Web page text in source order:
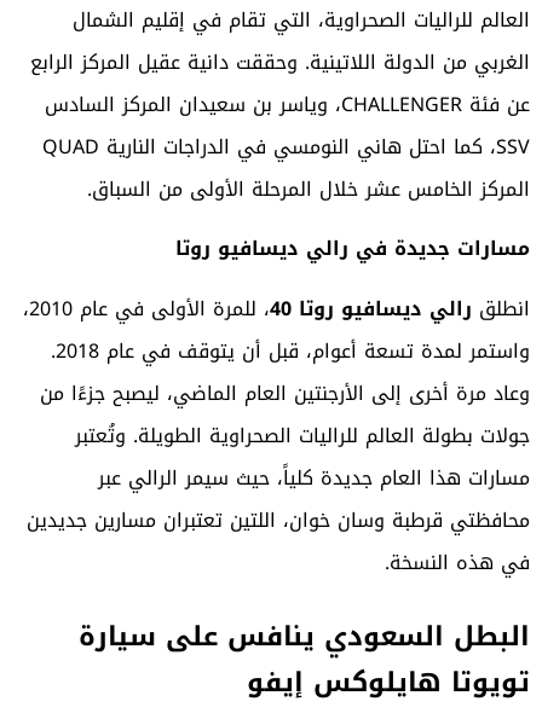
العالم للراليات الصحراوية، التي تقام في إقليم الشمال
الغربي من الدولة اللاتينية. وحققت دانية عقيل المركز الرابع
عن فئة CHALLENGER، وياسر بن سعيدان المركز السادس
SSV، كما احتل هاني النومسي في الدراجات النارية QUAD
المركز الخامس عشر خلال المرحلة الأولى من السباق.
مسارات جديدة في رالي ديسافيو روتا
انطلق رالي ديسافيو روتا 40
، للمرة الأولى في عام 2010،
واستمر لمدة تسعة أعوام، قبل أن يتوقف في عام 2018.
وعاد مرة أخرى إلى الأرجنتين العام الماضي، ليصبح جزءًا من
جولات بطولة العالم للراليات الصحراوية الطويلة. وتُعتبر
مسارات هذا العام جديدة كلياً، حيث سيمر الرالي عبر
محافظتي قرطبة وسان خوان، اللتين تعتبران مسارين جديدين
في هذه النسخة.
البطل السعودي ينافس على سيارة
تويوتا هايلوكس إيفو